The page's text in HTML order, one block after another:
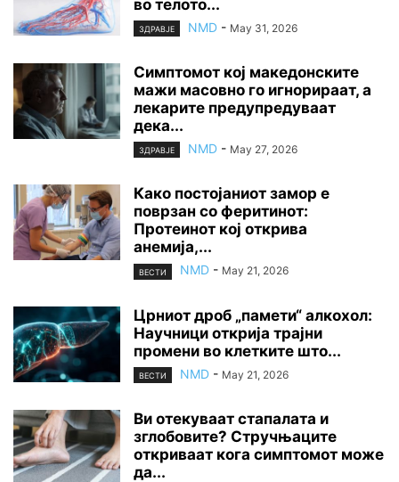
во телото...
ЗДРАВЈЕ NMD - May 31, 2026
Симптомот кој македонските
мажи масовно го игнорираат, а
лекарите предупредуваат
дека...
ЗДРАВЈЕ NMD - May 27, 2026
Како постојаниот замор е
поврзан со феритинот:
Протеинот кој открива
анемија,...
ВЕСТИ NMD - May 21, 2026
Црниот дроб „памети“ алкохол:
Научници открија трајни
промени во клетките што...
ВЕСТИ NMD - May 21, 2026
Ви отекуваат стапалата и
зглобовите? Стручњаците
откриваат кога симптомот може
да...